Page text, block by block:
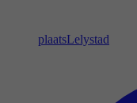
plaatsLelystad